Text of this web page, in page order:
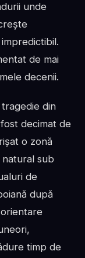
unde
de mai
decenii.
din
decimat de
o zonă
sub
de
după
timp de